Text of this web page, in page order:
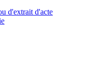
d'extrait d'acte